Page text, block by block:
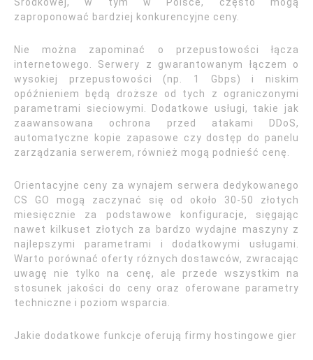
zaproponować bardziej konkurencyjne ceny.
Nie można zapominać o przepustowości łącza
internetowego. Serwery z gwarantowanym łączem o
wysokiej przepustowości (np. 1 Gbps) i niskim
opóźnieniem będą droższe od tych z ograniczonymi
parametrami sieciowymi. Dodatkowe usługi, takie jak
zaawansowana ochrona przed atakami DDoS,
automatyczne kopie zapasowe czy dostęp do panelu
zarządzania serwerem, również mogą podnieść cenę.
Orientacyjne ceny za wynajem serwera dedykowanego
CS GO mogą zaczynać się od około 30-50 złotych
miesięcznie za podstawowe konfiguracje, sięgając
nawet kilkuset złotych za bardzo wydajne maszyny z
najlepszymi parametrami i dodatkowymi usługami.
Warto porównać oferty różnych dostawców, zwracając
uwagę nie tylko na cenę, ale przede wszystkim na
stosunek jakości do ceny oraz oferowane parametry
techniczne i poziom wsparcia.
Jakie dodatkowe funkcje oferują firmy hostingowe gier